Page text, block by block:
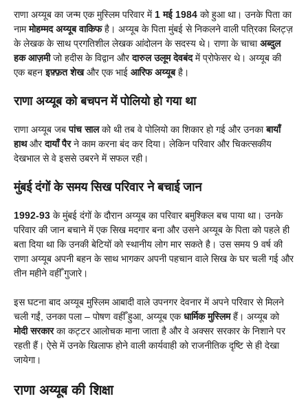
राणा अय्यूब का जन्म एक मुस्लिम परिवार में 1 मई 1984 को हुआ था। उनके पिता का
नाममोहम्मद अय्यूब वाकिफहै। अय्यूब के पिता मुंबई से निकलने वाली पत्रिका ब्लिट्ज़
के लेखक के साथ प्रगतिशील लेखक आंदोलन के सदस्य थे। राणा के चाचाअब्दुल
हक आज़मीजो हदीस के विद्वान औरदारुल उलूम देवबंदमें प्रोफेसर थे। अय्यूब की
एक बहनइफ़्फ़त शेखऔर एक भाई आरिफ अय्यूबहै।
राणा अय्यूब को बचपन में पोलियो हो गया था
राणा अय्यूब जबपांच सालको थी तब वे पोलियो का शिकार हो गई और उनकाबायाँ
हाथऔरदायाँ पैरने काम करना बंद कर दिया। लेकिन परिवार और चिकत्सकीय
देखभाल से वे इससे उबरने में सफल रही।
मुंबई दंगों के समय सिख परिवार ने बचाई जान
1992-93 के मुंबई दंगों के दौरान अय्यूब का परिवार बमुश्किल बच पाया था। उनके
परिवार की जान बचाने में एक सिख मदगार बना और उसने अय्यूब के पिता को पहले ही
बता दिया था कि उनकी बेटियों को स्थानीय लोग मार सकते है। उस समय 9 वर्ष की
राणा अय्यूब अपनी बहन के साथ भागकर अपनी पहचान वाले सिख के घर चली गई और
तीन महीने वहीँ गुजारे।
इस घटना बाद अय्यूब मुस्लिम आबादी वाले उपनगर देवनार में अपने परिवार से मिलने
चली गईं, उनका पला – पोषण वहीँ हुआ, अय्यूब एकधार्मिक मुस्लिमहैं। अय्यूब को
मोदी सरकारका कट्टर आलोचक माना जाता है और वे अक्सर सरकार के निशाने पर
रहती हैं। ऐसे में उनके खिलाफ होने वाली कार्यवाही को राजनीतिक दृष्टि से ही देखा
जायेगा।
राणा अय्यूब की शिक्षा